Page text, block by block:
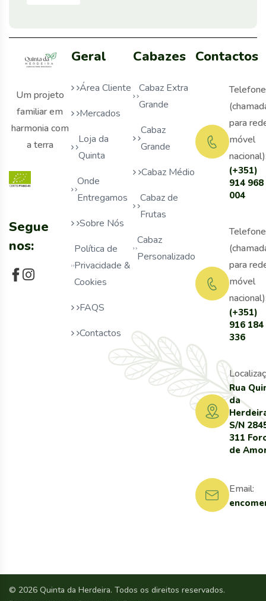
Um projeto
familiar em
harmonia com
a terra
Segue
nos:
Geral
Área Cliente
Mercados
Loja da
Quinta
Onde
Entregamos
Sobre Nós
Política de
Privacidade &
Cookies
FAQS
Contactos
Cabazes
Cabaz Extra
Grande
Cabaz
Grande
Cabaz Médio
Cabaz de
Frutas
Cabaz
Personalizado
Contactos
(+351)
914 968
004
Telefone
para
móvel
(+351)
916 184
336
Telefone
para
móvel
Rua
da
S/N
311
de
Email:
© 2026 Quinta da Herdeira. Todos os direitos reservados.